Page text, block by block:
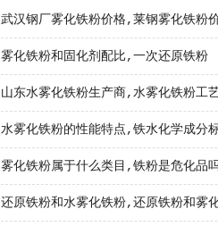
武汉钢厂雾化铁粉价格,莱钢雾化铁粉
雾化铁粉和固化剂配比,一次还原铁粉
山东水雾化铁粉生产商,水雾化铁粉工
水雾化铁粉的性能特点,铁水化学成分
雾化铁粉属于什么类目,铁粉是危化品
还原铁粉和水雾化铁粉,还原铁粉和雾